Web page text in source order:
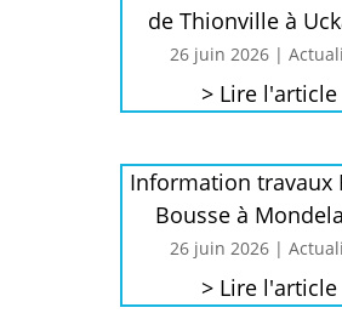
de Thionville à
26 juin 2026|
> Lire l'article
Information travaux
Bousse à
26 juin 2026|
> Lire l'article